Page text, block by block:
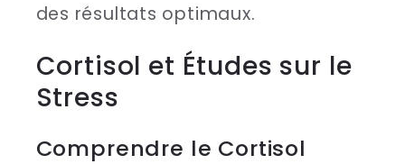
des résultats optimaux.
Cortisol et Études sur le
Stress
Comprendre le Cortisol